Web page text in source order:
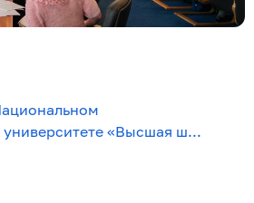
университете «Высшая ш...